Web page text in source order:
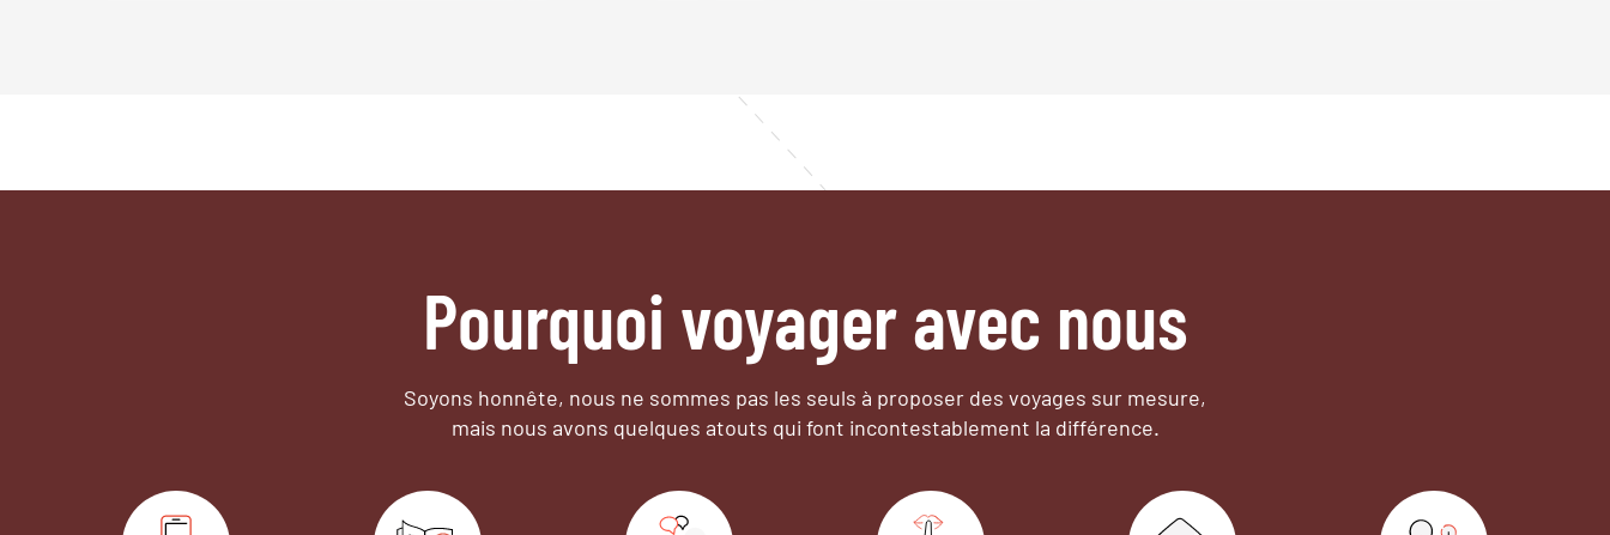
Pourquoi voyager avec nous
Soyons honnête, nous ne sommes pas les seuls à proposer des voyages sur mesure,
mais nous avons quelques atouts qui font incontestablement la différence.